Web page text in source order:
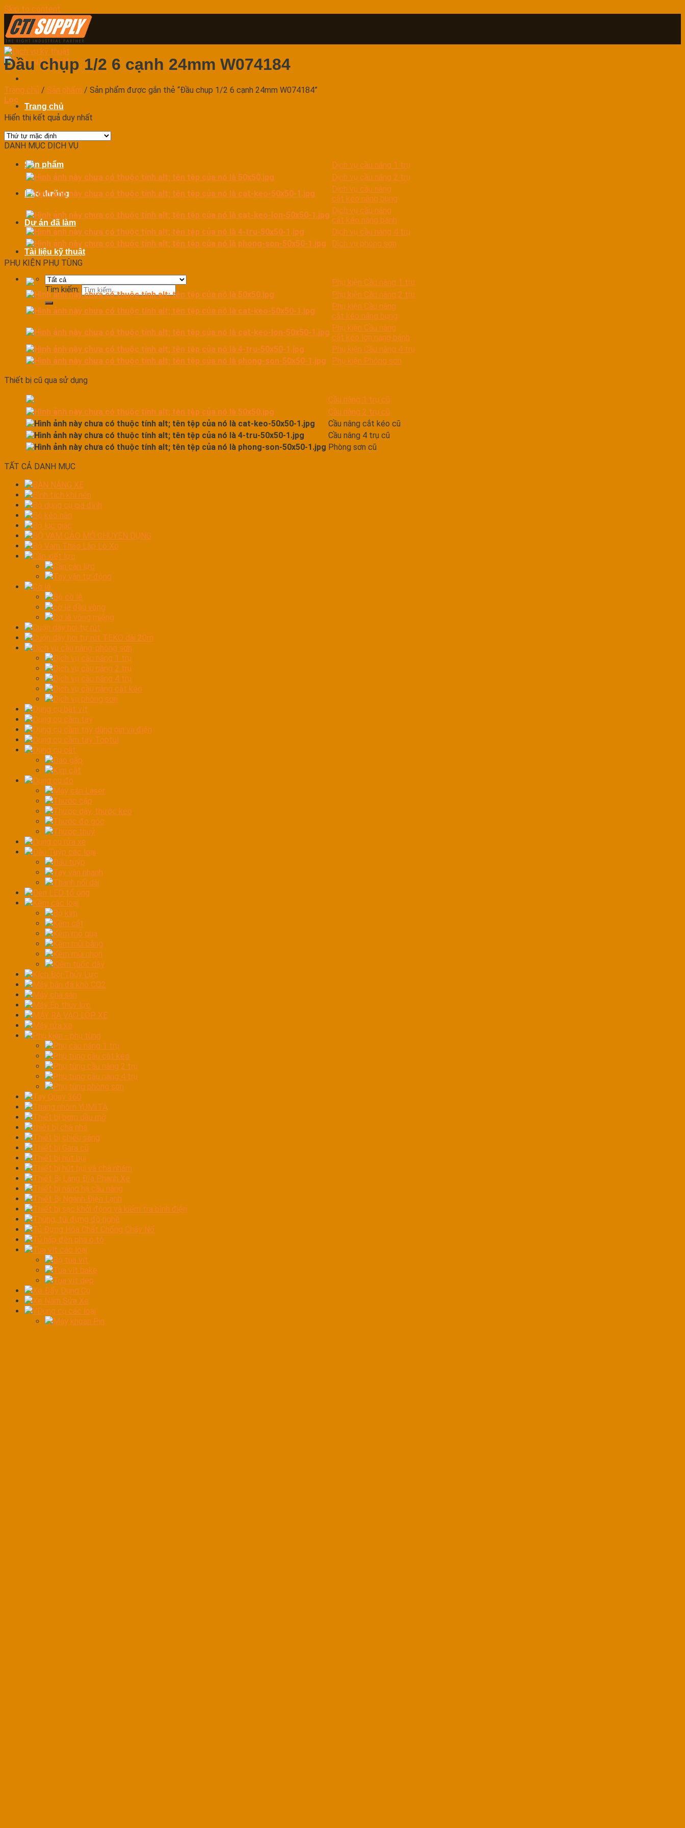
Skip to content
Trang chủ
Dịch vụ
Sản phẩm
Bảo dưỡng
Dự án đã làm
Tài liệu kỹ thuật
Tìm kiếm:
Đầu chụp 1/2 6 cạnh 24mm W074184
Trang chủ / Sản phẩm / Sản phẩm được gắn thẻ “Đầu chụp 1/2 6 cạnh 24mm W074184”
Lọc
Hiển thị kết quả duy nhất
DANH MỤC DỊCH VỤ
Dịch vụ cầu nâng 1 trụ
Dịch vụ cầu nâng 2 trụ
Dịch vụ cầu nâng
cắt kéo nâng bụng
Dịch vụ cầu nâng
cắt kéo nâng bánh
Dịch vụ cầu nâng 4 trụ
Dịch vụ phòng sơn
PHỤ KIỆN PHỤ TÙNG
Phụ kiện Cầu nâng 1 trụ
Phụ kiện Cầu nâng 2 trụ
Phụ kiện Cầu nâng
cắt kéo nâng bụng
Phụ kiện Cầu nâng
cắt kéo lớn nâng bánh
Phụ kiện Cầu nâng 4 trụ
Phụ kiện Phòng sơn
Thiết bị cũ qua sử dụng
Cầu nâng 1 trụ cũ
Cầu nâng 2 trụ cũ
Cầu nâng cắt kéo cũ
Cầu nâng 4 trụ cũ
Phòng sơn cũ
TẤT CẢ DANH MỤC
BÀN NÁNG XE
Bình tích khí nén
Bộ dụng cụ gia đình
Bộ kéo nắn
Bộ lục giác
BỘ VAM CẢO MỞ CHUYÊN DỤNG
Bộ Vam Tháo Lắp Lò Xo
Cần xiết lực
Cần cân lực
Tay vặn tự động
Cờ lê
Bộ cờ lê
cờ lê đầu vòng
Cờ lê vòng miệng
Cuộn dây hơi tự rút
Cuộn dây hơi tự rút TEKO dài 20m
Dịch vụ cầu nâng-phòng sơn
Dịch vụ cầu nâng 1 trụ
Dịch vụ cầu nâng 2 trụ
Dịch vụ cầu nâng 4 trụ
Dịch vụ cầu nâng cắt kéo
Dịch vụ phòng sơn
Dụng cụ bắt vít
Dụng cụ cầm tay
Dụng cụ cầm tay dùng pin và điện
Dụng cụ cầm tay Toptul
Dụng cụ cắt
Dao gấp
Kìm cắt
Dụng cụ đo
Máy cân Laser
Thước cặp
Thước dây, thước kéo
Thước đo góc
Thước thuỷ
Dụng cụ rửa xe
Đầu Tuýp các loại
Đầu tuýp
Tay vặn nhanh
Thanh nối dài
Đèn LED tổ ong
Kềm các loại
Bộ kìm
Kềm cắt
Kềm mỏ quạ
Kềm mũi bằng
Kềm mũi nhọn
Kiềm tuốc dây
Kích Đội Thủy Lực
Máy bắn đá khô CO2
Máy chà sàn
Máy Ép thủy lực
MÁY RA VÀO LỐP XE
Máy rửa xe
Phụ kiện - phụ tùng
Phụ cầu nâng 1 trụ
Phụ tùng cầu cắt kéo
Phụ tùng cầu nâng 2 trụ
Phụ tùng cầu nâng 4 trụ
Phụ tùng phòng sơn
Tay Quay 360
Thang nhôm YUMITA
Thiết bị bơm dầu mỡ
thiết bị chà nhá
Thiết bị chiếu sáng
Thiết bị Gara cũ
Thiết bị hút bụi
Thiết bị hút bụi và chà nhám
Thiết Bị Láng Đĩa Phanh Xe
Thiết bị nâng hạ cầu nâng
Thiết Bị Ngành Điện Lạnh
Thiết bị sạc khởi động và kiểm tra bình điện
Thùng, túi đựng đồ nghề
Tủ Đựng Hóa Chất Chống Cháy Nổ
Tủ hấp đèn pha ô tô
Tua vít các loại
Bộ tua vít
Tua vít bake
Tua vít dẹp
Xe Đẩy Dụng Cụ
Xe Nằm Sửa Xe
YDụng cụ các loại
Máy khoan Pin